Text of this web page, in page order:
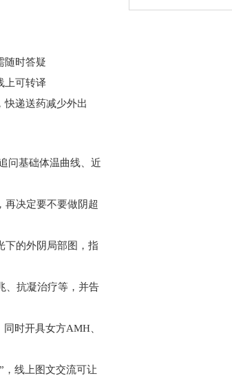
随时答疑
上可转译
快递送药减少外出
问基础体温曲线、近
再决定要不要做阴超
下的外阴局部图，指
、抗凝治疗等，并告
时开具女方AMH、
，线上图文交流可让